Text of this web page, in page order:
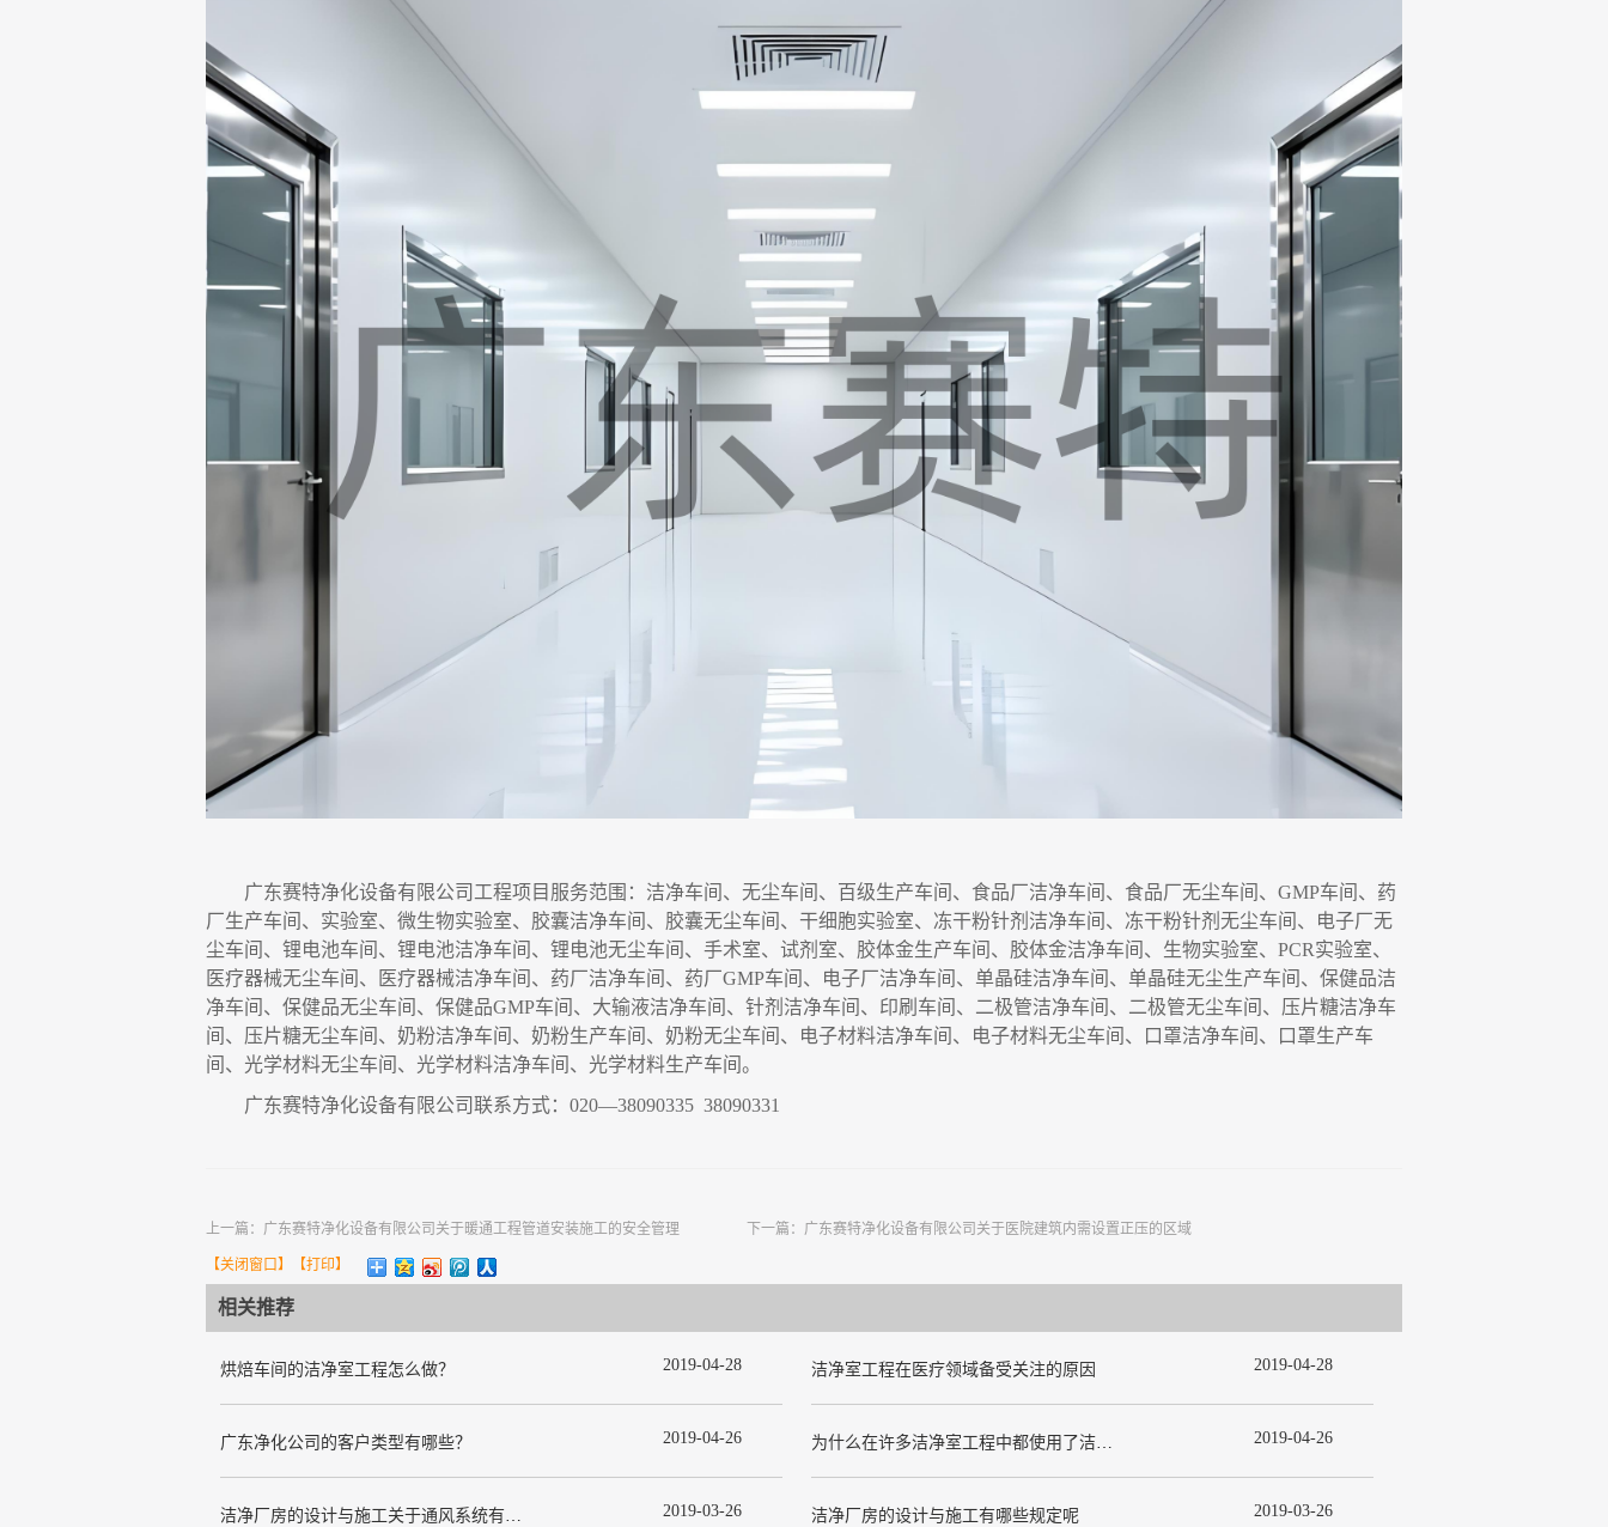
广东赛特净化设备有限公司 工程项目服务范围 ：洁净车间、无尘车间、百级生产车间、食品厂洁净车间、食品厂无尘车间、 GMP车间、药
厂生产车间、实验室、微生物实验室、 胶囊洁净车间、胶囊无尘车间 、干细胞实验室、 冻干粉针剂洁净车间 、 冻干粉针剂无尘车间 、
电子厂无
尘车间、锂电池车间、锂电池洁净车间、锂电池无尘车间、手术室、试剂室、胶体金生产车间、胶体金洁净车间、生物实验室、 PCR实验室、
医疗器械无尘车间、医疗器械洁净车间、药厂洁净车间、药厂GMP车间、电子厂洁净车间、单晶硅洁净车间、单晶硅无尘生产车间 、保健品洁
净车间、保健品无尘车间、保健品GMP车间、大输液洁净车间、针剂洁净车间、印刷车间、二极管洁净车间、二极管无尘车间、压片糖洁净车
间、压片糖无尘车间、奶粉洁净车间、奶粉生产车间、奶粉无尘车间、电子材料洁净车间、电子材料无尘车间、口罩洁净车间、口罩生产车
间、光学材料无尘车间、光学材料洁净车间、光学材料生产车间 。
广东赛特净化设备有限公司联系方式： 020—38090335 38090331
上一篇： 广东赛特净化设备有限公司关于暖通工程管道安装施工的安全管理 下一篇： 广东赛特净化设备有限公司关于医院建筑内需设置正压的区域
【关闭窗口 】【打印】
相关推荐
烘焙车间的洁净室工程怎么做？ 2019-04-28 洁净室工程在医疗领域备受关注的原因 2019-04-28
广东净化公司的客户类型有哪些？ 2019-04-26 2019-04-26
2019-03-26 洁净厂房的设计与施工有哪些规定呢 2019-03-26